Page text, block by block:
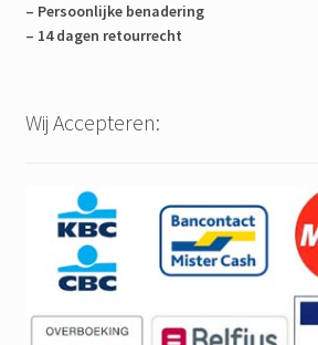
– Persoonlijke benadering
– 14 dagen retourrecht
Wij Accepteren: